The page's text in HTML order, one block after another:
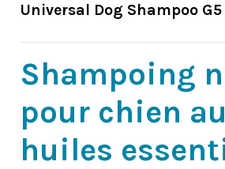
Universal Dog Shampoo G5
Shampoing
pour chien
huiles